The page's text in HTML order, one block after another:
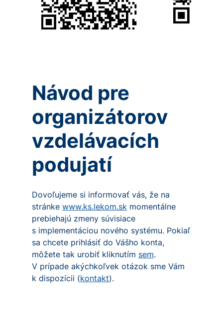
Návod pre
organizátorov
vzdelávacích
podujatí
Dovoľujeme si informovať vás, že na
stránke www.ks.lekom.sk momentálne
prebiehajú zmeny súvisiace
s implementáciou nového systému. Pokiaľ
sa chcete prihlásiť do Vášho konta,
môžete tak urobiť kliknutím sem.
V prípade akýchkoľvek otázok sme Vám
k dispozícii (kontakt).